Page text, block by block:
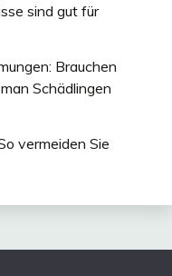
sind gut für
Brauchen
Schädlingen
vermeiden Sie